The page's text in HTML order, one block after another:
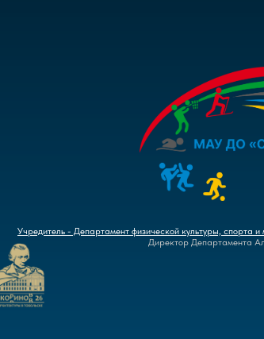
Учредитель - Департамент физической культуры, спорта
Директор Департамента